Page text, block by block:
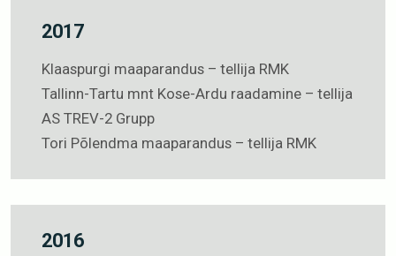
2017
Klaaspurgi maaparandus – tellija RMK
Tallinn-Tartu mnt Kose-Ardu raadamine – tellija
AS TREV-2 Grupp
Tori Põlendma maaparandus – tellija RMK
2016